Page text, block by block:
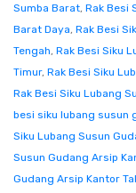
Sumba Barat, Rak Besi
Barat Daya, Rak Besi
Tengah, Rak Besi Siku
Timur, Rak Besi Siku
Rak Besi Siku Lubang
besi siku lubang susun
Siku Lubang Susun
Susun Gudang Arsip
Gudang Arsip Kantor